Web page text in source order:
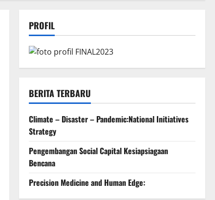
PROFIL
BERITA TERBARU
Climate – Disaster – Pandemic:National Initiatives
Strategy
Pengembangan Social Capital Kesiapsiagaan
Bencana
Precision Medicine and Human Edge: